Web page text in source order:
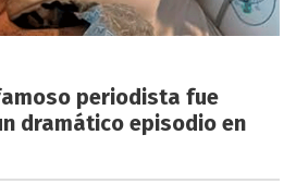
periodista fue
dramático episodio en